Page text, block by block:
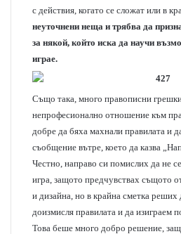
с действия, когато се сложат или в
неуточнени неща и трябва да
за някой, който иска да научи
играе.
Също така, много правописни
непрофесионално отношение към
добре да бяха махнали правилата и
съобщение вътре, което да казва
Честно, направо си помислих да не
игра, защото предчувствах същото
и дизайна, но в крайна сметка реших
доизмисля правилата и да изиграем
Това беше много добро решение,